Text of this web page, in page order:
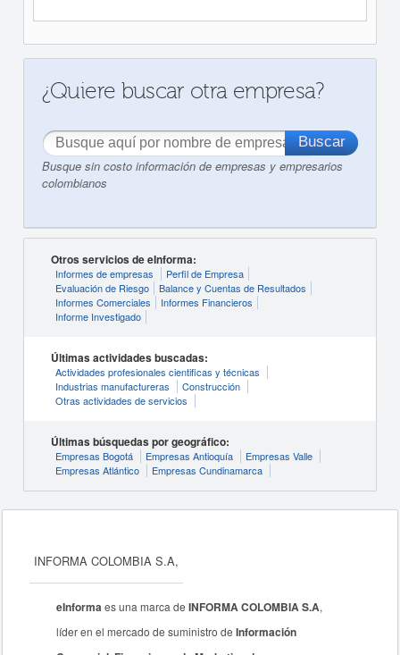
¿Quiere buscar otra empresa?
Busque sin costo información de empresas y empresarios
colombianos
Otros servicios de eInforma:
Informes de empresas
Perfil de Empresa
Evaluación de Riesgo
Balance y Cuentas de Resultados
Informes Comerciales
Informes Financieros
Informe Investigado
Últimas actividades buscadas:
Actividades profesionales cientificas y técnicas
Industrias manufactureras
Construcción
Otras actividades de servicios
Últimas búsquedas por geográfico:
Empresas Bogotá Empresas Antioquía
Empresas Valle
Empresas Atlántico
Empresas Cundinamarca
INFORMA COLOMBIA S.A,
eInformaes una marca deINFORMA COLOMBIA S.A,
líder en el mercado de suministro deInformación